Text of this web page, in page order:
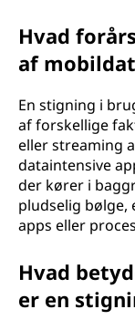
Hvad
af
En stigning i
af forskellige
eller streaming
dataintensive
der kører i
pludselig
apps eller
Hvad
er en